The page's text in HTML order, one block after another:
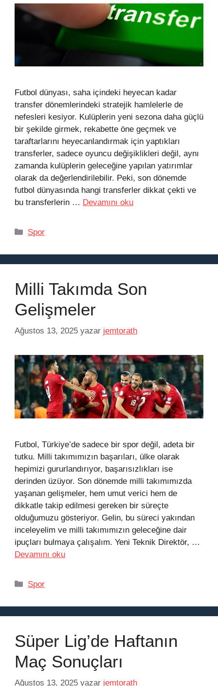
Futbol dünyası, saha içindeki heyecan kadar
transfer dönemlerindeki stratejik hamlelerle de
nefesleri kesiyor. Kulüplerin yeni sezona daha güçlü
bir şekilde girmek, rekabette öne geçmek ve
taraftarlarını heyecanlandırmak için yaptıkları
transferler, sadece oyuncu değişiklikleri değil, aynı
zamanda kulüplerin geleceğine yapılan yatırımlar
olarak da değerlendirilebilir. Peki, son dönemde
futbol dünyasında hangi transferler dikkat çekti ve
bu transferlerin … Devamını oku
Kategoriler
Spor
Milli Takımda Son
Gelişmeler
Ağustos 13, 2025 yazar jemtorath
Futbol, Türkiye’de sadece bir spor değil, adeta bir
tutku. Milli takımımızın başarıları, ülke olarak
hepimizi gururlandırıyor, başarısızlıkları ise
derinden üzüyor. Son dönemde milli takımımızda
yaşanan gelişmeler, hem umut verici hem de
dikkatle takip edilmesi gereken bir süreçte
olduğumuzu gösteriyor. Gelin, bu süreci yakından
inceleyelim ve milli takımımızın geleceğine dair
ipuçları bulmaya çalışalım. Yeni Teknik Direktör, …
Devamını oku
Kategoriler
Spor
Süper Lig’de Haftanın
Maç Sonuçları
Ağustos 13, 2025 yazar jemtorath